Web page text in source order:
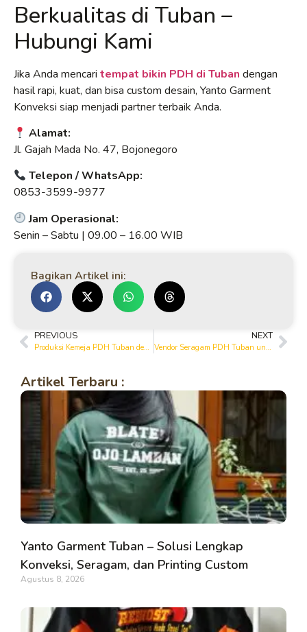
Berkualitas di Tuban –
Hubungi Kami
Jika Anda mencari tempat bikin PDH di Tuban dengan
hasil rapi, kuat, dan bisa custom desain, Yanto Garment
Konveksi siap menjadi partner terbaik Anda.
Alamat:
Jl. Gajah Mada No. 47, Bojonegoro
Telepon / WhatsApp:
0853-3599-9977
Jam Operasional:
Senin – Sabtu | 09.00 – 16.00 WIB
Bagikan Artikel ini:
PREVIOUS
Produksi Kemeja PDH Tuban dengan Bahan Premium
NEXT
Vendor Seragam PDH Tuban untuk Kantor, Komunitas & Event
Artikel Terbaru :
Yanto Garment Tuban – Solusi Lengkap
Konveksi, Seragam, dan Printing Custom
Agustus 8, 2026